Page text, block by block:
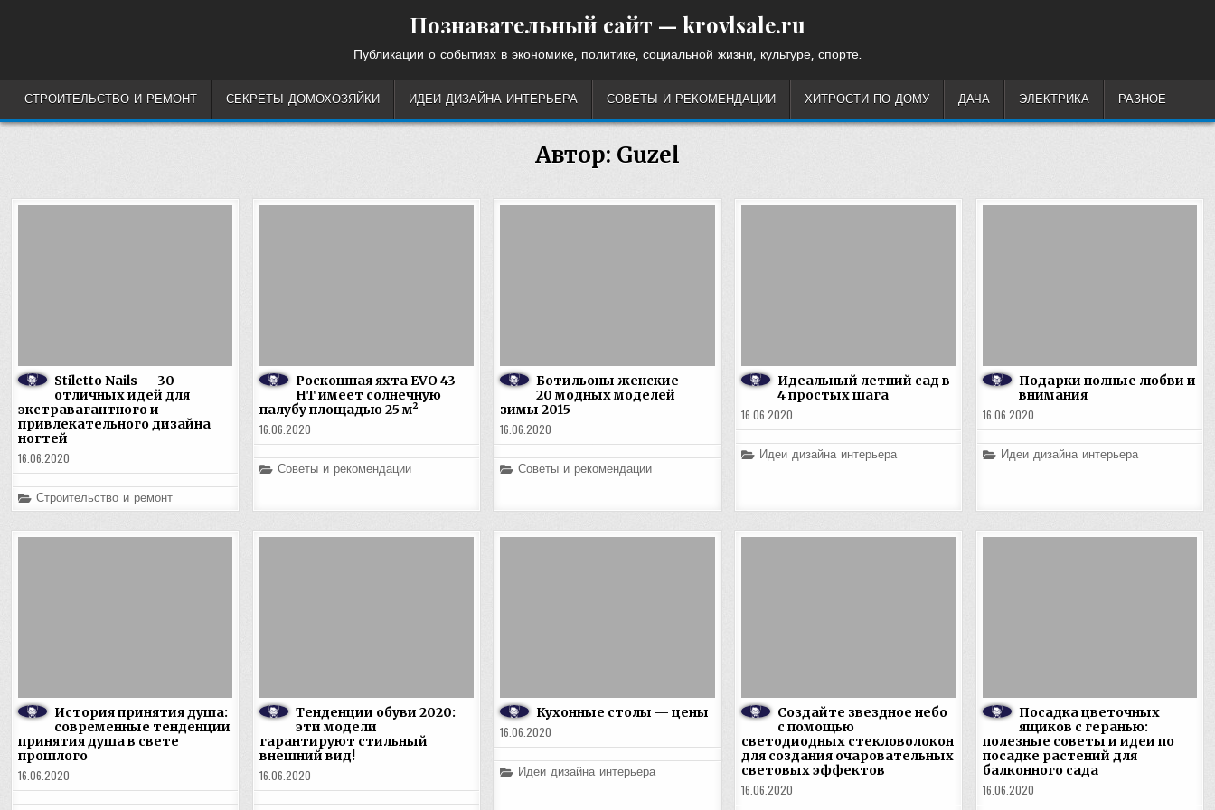
Познавательный сайт — krovlsale.ru
Публикации о событиях в экономике, политике, социальной жизни, культуре, спорте.
СТРОИТЕЛЬСТВО И РЕМОНТ СЕКРЕТЫ ДОМОХОЗЯЙКИ ИДЕИ ДИЗАЙНА ИНТЕРЬЕРА СОВЕТЫ И РЕКОМЕНДАЦИИ ХИТРОСТИ ПО ДОМУ ДАЧА ЭЛЕКТРИКА РАЗНОЕ
Автор: Guzel
Stiletto Nails — 30
отличных идей для
экстравагантного и
привлекательного дизайна
ногтей
16.06.2020
Posted
in
Строительство и ремонт
Роскошная яхта EVO 43
HT имеет солнечную
палубу площадью 25 м²
16.06.2020
Posted
Советы и рекомендации
Ботильоны женские —
20 модных моделей
зимы 2015
16.06.2020
Posted
Советы и рекомендации
Идеальный летний сад в
4 простых шага
16.06.2020
Posted
in
Идеи дизайна интерьера
Подарки полные любви и
внимания
16.06.2020
Posted
in
Идеи дизайна интерьера
История принятия душа:
современные тенденции
принятия душа в свете
прошлого
16.06.2020
Тенденции обуви 2020:
эти модели
гарантируют стильный
внешний вид!
16.06.2020
Кухонные столы — цены
16.06.2020
Posted
in
Идеи дизайна интерьера
Создайте звездное небо
с помощью
светодиодных стекловолокон
для создания очаровательных
световых эффектов
16.06.2020
Посадка цветочных
ящиков с геранью:
полезные советы и идеи по
посадке растений для
балконного сада
16.06.2020